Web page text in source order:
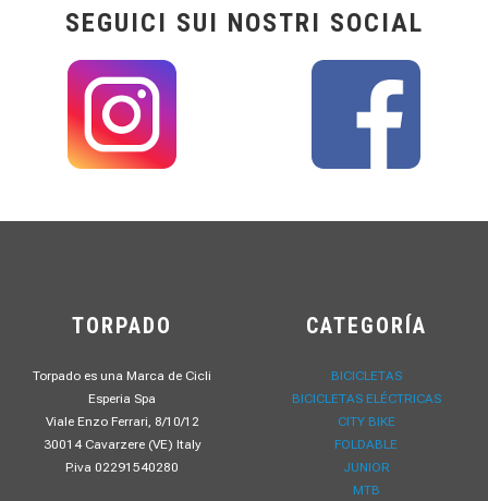
SEGUICI SUI NOSTRI SOCIAL
TORPADO
Torpado es una Marca de Cicli
Esperia Spa
Viale Enzo Ferrari, 8/10/12
30014 Cavarzere (VE) Italy
P.iva 02291540280
CATEGORÍA
BICICLETAS
BICICLETAS ELÉCTRICAS
CITY BIKE
FOLDABLE
JUNIOR
MTB